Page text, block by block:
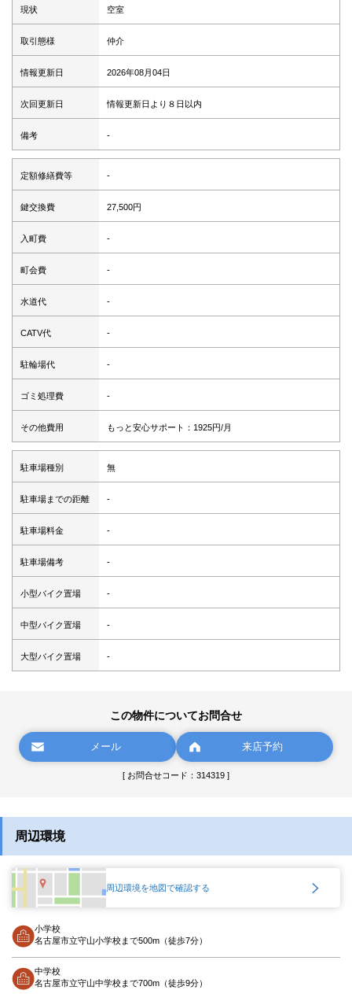
現状 空室
取引態様 仲介
情報更新日 2026年08月04日
次回更新日 情報更新日より８日以内
備考 -
定額修繕費等 -
鍵交換費 27,500円
入町費 -
町会費 -
水道代 -
CATV代 -
駐輪場代 -
ゴミ処理費 -
その他費用 もっと安心サポート：1925円/月
駐車場種別 無
駐車場までの距離 -
駐車場料金 -
駐車場備考 -
小型バイク置場 -
中型バイク置場 -
大型バイク置場 -
この物件についてお問合せ
メール 来店予約
[ お問合せコード：314319 ]
周辺環境
周辺環境を地図で確認する
小学校
名古屋市立守山小学校まで500m（徒歩7分）
中学校
名古屋市立守山中学校まで700m（徒歩9分）